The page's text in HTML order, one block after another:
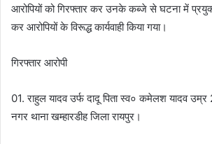
आरोपियों को गिरफ्तार कर उनके कब्जे से घटना में
कर आरोपियों के विरूद्ध कार्यवाही किया गया।
गिरफ्तार आरोपी
01. राहुल यादव उर्फ दादू पिता स्व० कमेलश यादव उम्र
नगर थाना खम्हारडीह जिला रायपुर।